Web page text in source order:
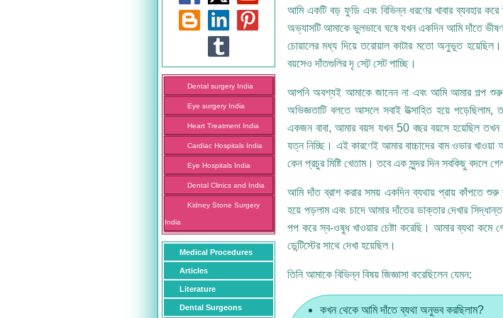
Dental surgery India
Eye surgery India
Heart Treatment India
Cardiac Hospitals India
Eye Hospitals India
Dental Clinics and India
Kidney Stone Surgery
India
Medical Procedures
Articles
Literature
Dental Surgeons
আমি একটি বড় ফুডি এবং বিভিন্ন ধরণের খাবার ব্যবহার
অভ্যাসটি আমাকে ভুলভাবে ঘষে যখন একদিন আমি দাঁতে
চোয়ালের মধ্য দিয়ে তরোয়াল কাটার মতো অনুভূত
বয়সেও দাঁতগুলির দৃ সেট় সেট পাচ্ছি।
আপনি অবশ্যই আমাকে জানেন না এবং আমি আমার গল্প শুরু
অভিজ্ঞতাটি বলতে আসলে সবাই উত্সাহিত হয়ে
একজন বাবা, আমার বয়স যখন 50 বছর বয়সে হয়েছিল তখন
যত্ন নিচ্ছি। এই কারণেই আমার বাচ্চাদের বাম ওভার
কেন প্রচুর মিষ্টি খেতাম। তবে এক সুন্দর দিন সবকিছু বদলে
আমি দাঁত ব্রাশ করার সময় একদিন ব্যথায় প্রায় কাঁপতে
হয়ে পড়লাম এবং চাদে আমার দাঁতের ডাক্তার দেখার
পপ করে স্ব-ওষুধ খাওয়ার চেষ্টা করেছি। আমার ব্যথা কমে
ডেন্টিস্টের সাথে দেখা হয়েছিল।
তিনি আমাকে বিভিন্ন বিষয় জিজ্ঞাসা করেছিলেন যেমন:
কখন থেকে আমি দাঁতে ব্যথা অনুভব করছিলাম?